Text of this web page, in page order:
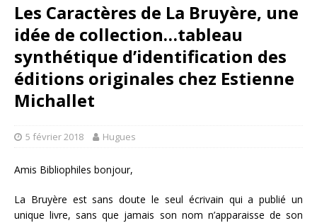
Les Caractères de La Bruyère, une
idée de collection…tableau
synthétique d’identification des
éditions originales chez Estienne
Michallet
5 février 2018 Hugues
Amis Bibliophiles bonjour,
La Bruyère est sans doute le seul écrivain qui a publié un
unique livre, sans que jamais son nom n’apparaisse de son